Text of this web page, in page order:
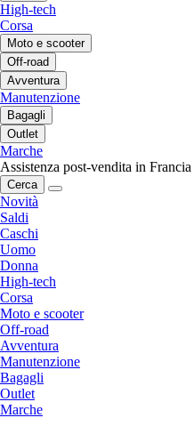
High-tech
Corsa
Moto e scooter
Off-road
Avventura
Manutenzione
Bagagli
Outlet
Marche
Assistenza post-vendita in Francia
Cerca
Novità
Saldi
Caschi
Uomo
Donna
High-tech
Corsa
Moto e scooter
Off-road
Avventura
Manutenzione
Bagagli
Outlet
Marche